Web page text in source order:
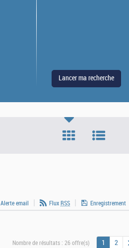
Alerte email Flux RSS
Enregistrement
Nombre de résultats : 26 offre(s) 1 2